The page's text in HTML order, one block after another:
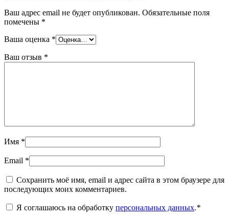
Ваш адрес email не будет опубликован. Обязательные поля
помечены *
Ваша оценка *
Ваш отзыв *
Имя *
Email *
Сохранить моё имя, email и адрес сайта в этом браузере для
последующих моих комментариев.
Я соглашаюсь на обработку персональных данных.*